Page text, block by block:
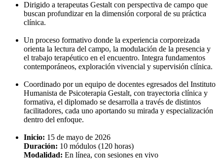
Dirigido a terapeutas Gestalt con perspectiva de campo que
buscan profundizar en la dimensión corporal de su práctica
clínica.
Un proceso formativo donde la experiencia corporeizada
orienta la lectura del campo, la modulación de la presencia y
el trabajo terapéutico en el encuentro. Integra fundamentos
contemporáneos, exploración vivencial y supervisión clínica.
Coordinado por un equipo de docentes egresados del Instituto
Humanista de Psicoterapia Gestalt, con trayectoria clínica y
formativa, el diplomado se desarrolla a través de distintos
facilitadores, cada uno aportando su mirada y especialización
dentro del enfoque.
Inicio: 15 de mayo de 2026
Duración: 10 módulos (120 horas)
Modalidad: En línea, con sesiones en vivo